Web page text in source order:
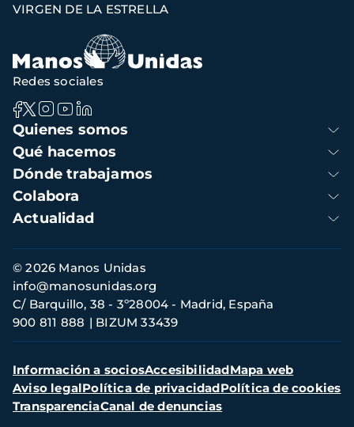
VIRGEN DE LA ESTRELLA
Navegación
principal
Quienes somos
Qué hacemos
Dónde trabajamos
Colabora
Actualidad
Redes sociales
Información
de
contacto
© 2026 Manos Unidas
C/ Barquillo, 38 - 3º28004 - Madrid, España
900 811 888
BIZUM 33439
info@manosunidas.org
Menú
secundario
Información a sociosAccesibilidadMapa web
Aviso legalPolítica de privacidadPolítica de cookies
TransparenciaCanal de denuncias